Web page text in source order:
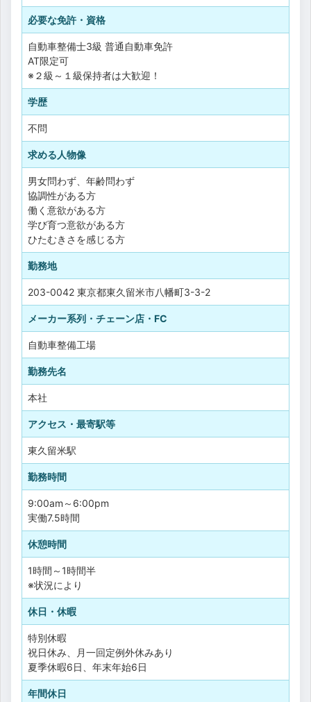
必要な免許・資格
自動車整備士3級 普通自動車免許
AT限定可
※２級～１級保持者は大歓迎！
学歴
不問
求める人物像
男女問わず、年齢問わず
協調性がある方
働く意欲がある方
学び育つ意欲がある方
ひたむきさを感じる方
勤務地
203-0042 東京都東久留米市八幡町3-3-2
メーカー系列・チェーン店・FC
自動車整備工場
勤務先名
本社
アクセス・最寄駅等
東久留米駅
勤務時間
9:00am～6:00pm
実働7.5時間
休憩時間
1時間～1時間半
※状況により
休日・休暇
特別休暇
祝日休み、月一回定例外休みあり
夏季休暇6日、年末年始6日
年間休日